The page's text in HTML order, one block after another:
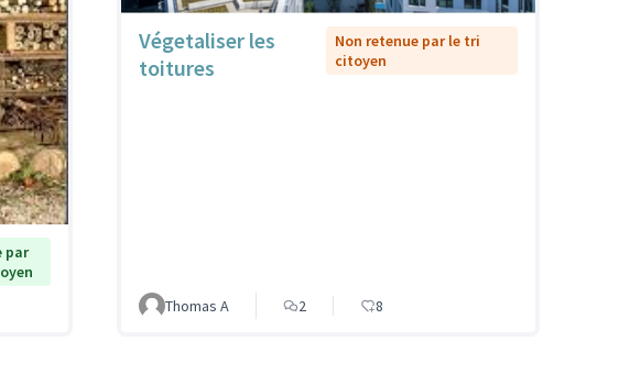
par
Végetaliser les
toitures
Non retenue par le tri
citoyen
Thomas A 2 8